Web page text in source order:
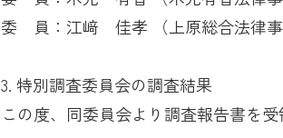
委 員：江﨑 佳孝 （上原総合法律事
3. 特別調査委員会の調査結果
この度、同委員会より調査報告書を